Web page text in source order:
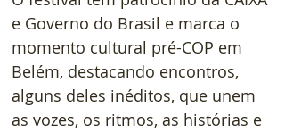
e Governo do Brasil e marca o
momento cultural pré-COP em
Belém, destacando encontros,
alguns deles inéditos, que unem
as vozes, os ritmos, as histórias e